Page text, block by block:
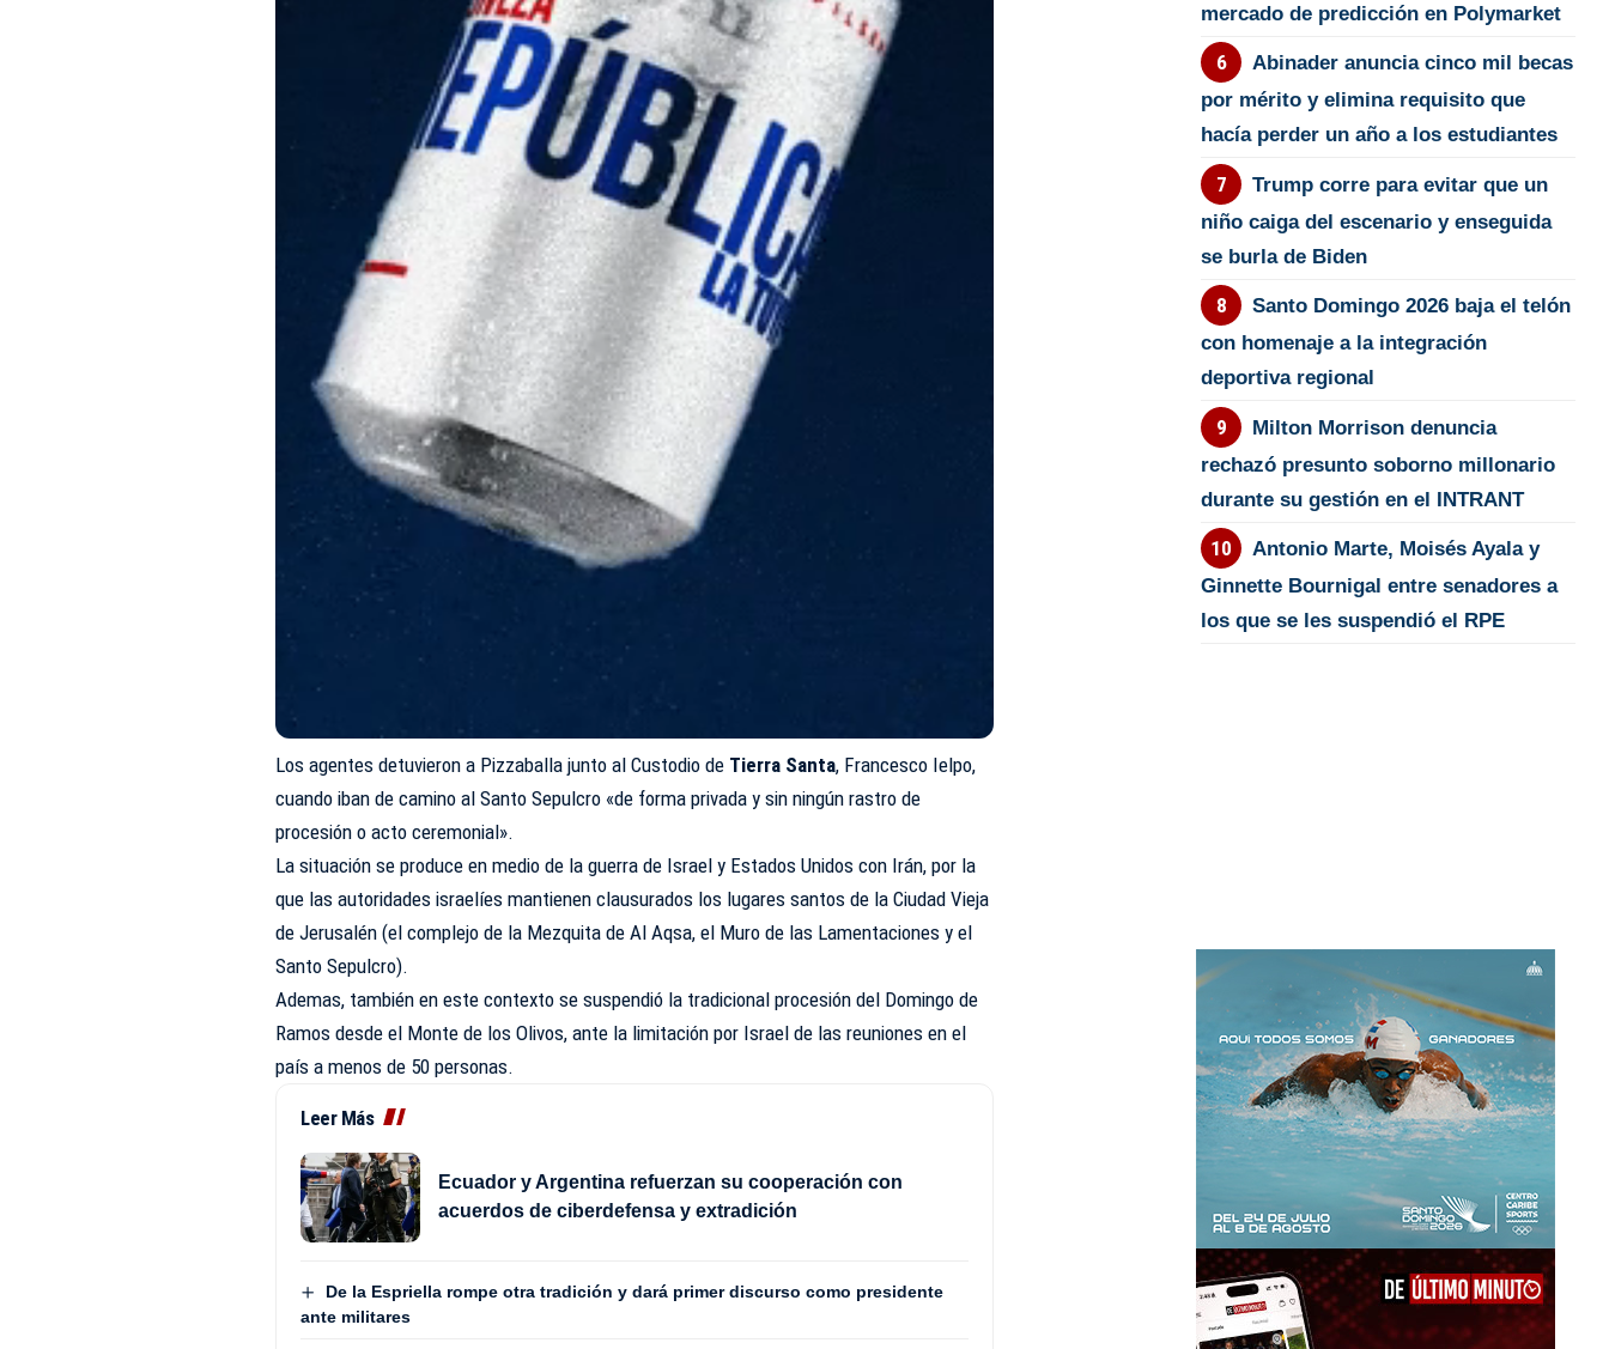
Los agentes detuvieron a Pizzaballa junto al Custodio de Tierra Santa, Francesco Ielpo,
cuando iban de camino al Santo Sepulcro «de forma privada y sin ningún rastro de
procesión o acto ceremonial».
La situación se produce en medio de la guerra de Israel y Estados Unidos con Irán, por la
que las autoridades israelíes mantienen clausurados los lugares santos de la Ciudad Vieja
de Jerusalén (el complejo de la Mezquita de Al Aqsa, el Muro de las Lamentaciones y el
Santo Sepulcro).
Ademas, también en este contexto se suspendió la tradicional procesión del Domingo de
Ramosdesde el Monte de los Olivos, ante la limitación por Israel de las reuniones en el
país a menos de 50 personas.
Leer Más
Ecuador y Argentina refuerzan su cooperación con
acuerdos de ciberdefensa y extradición
De la Espriella rompe otra tradición y dará primer discurso como presidente
ante militares
mercado de predicción en Polymarket
Abinader anuncia cinco mil becas
por mérito y elimina requisito que
hacía perder un año a los estudiantes
Trump corre para evitar que un
niño caiga del escenario y enseguida
se burla de Biden
Santo Domingo 2026 baja el telón
con homenaje a la integración
deportiva regional
Milton Morrison denuncia
rechazó presunto soborno millonario
durante su gestión en el INTRANT
Antonio Marte, Moisés Ayala y
Ginnette Bournigal entre senadores a
los que se les suspendió el RPE